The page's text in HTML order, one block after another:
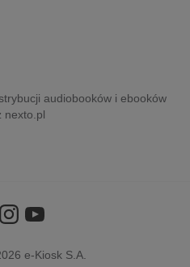
audiobooków i ebooków
nexto.pl
e-Kiosk S.A.